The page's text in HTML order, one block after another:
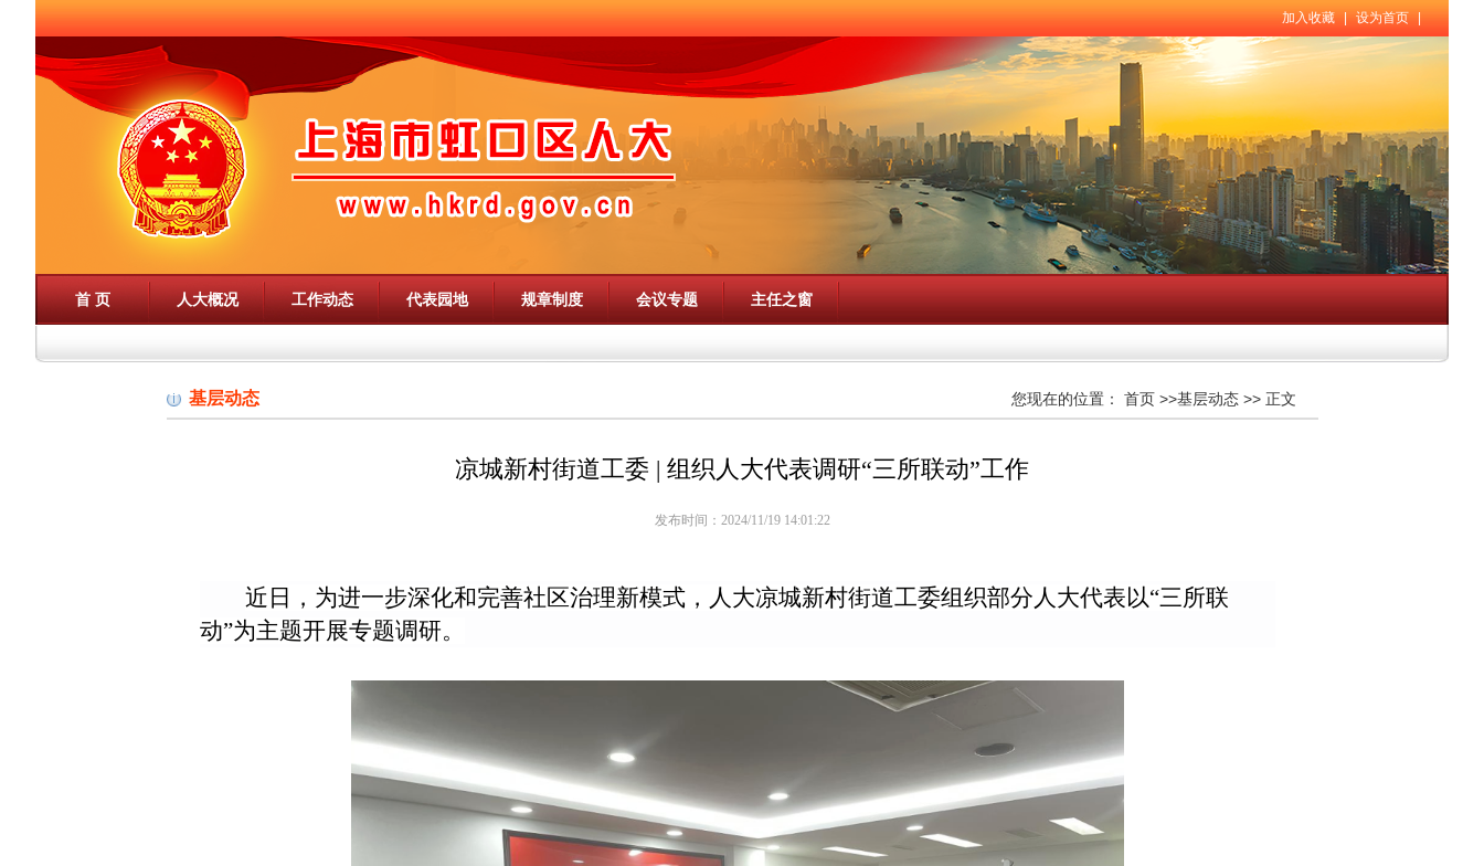
加入收藏 | 设为首页 |
首 页 人大概况 工作动态 代表园地 规章制度 会议专题 主任之窗
基层动态 您现在的位置： 首页>>基层动态>> 正文
凉城新村街道工委 | 组织人大代表调研“三所联动”工作
发布时间：2024/11/19 14:01:22
近日，为进一步深化和完善社区治理新模式，人大凉城新村街道工委组织部分人大代表以“三所联
动”为主题开展专题调研。